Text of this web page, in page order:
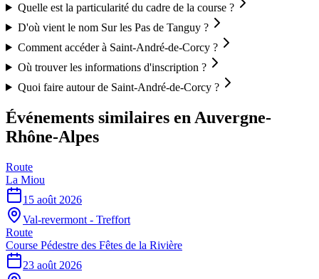
Quelle est la particularité du cadre de la course ?
D'où vient le nom Sur les Pas de Tanguy ?
Comment accéder à Saint-André-de-Corcy ?
Où trouver les informations d'inscription ?
Quoi faire autour de Saint-André-de-Corcy ?
Événements similaires en Auvergne-
Rhône-Alpes
Route
La Miou
15 août 2026
Val-revermont - Treffort
Route
Course Pédestre des Fêtes de la Rivière
23 août 2026